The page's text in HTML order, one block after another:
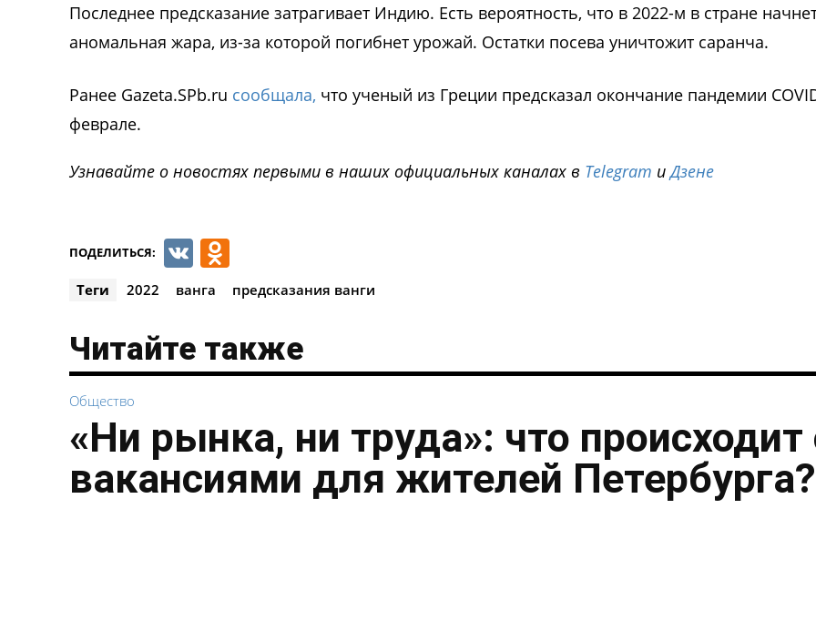
Последнее предсказание затрагивает Индию. Есть вероятность, что в 2022-м в стране
аномальная жара, из-за которой погибнет урожай. Остатки посева уничтожит саранча.
Ранее Gazeta.SPb.ru сообщала, что ученый из Греции предсказал окончание пандемии
феврале.
Узнавайте о новостях первыми в наших официальных каналах в Telegram иДзене
ПОДЕЛИТЬСЯ: VK
Теги 2022 ванга предсказания ванги
Читайте также
Общество
«Ни рынка, ни труда»: что происходит
вакансиями для жителей Петербурга?